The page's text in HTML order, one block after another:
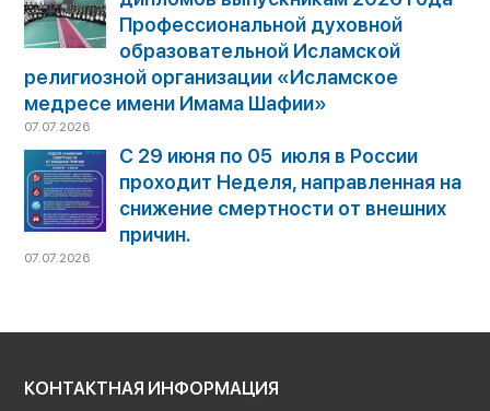
Профессиональной духовной
образовательной Исламской
религиозной организации «Исламское
медресе имени Имама Шафии»
07.07.2026
С 29 июня по 05 июля в России
проходит Неделя, направленная на
снижение смертности от внешних
причин.
07.07.2026
КОНТАКТНАЯ ИНФОРМАЦИЯ